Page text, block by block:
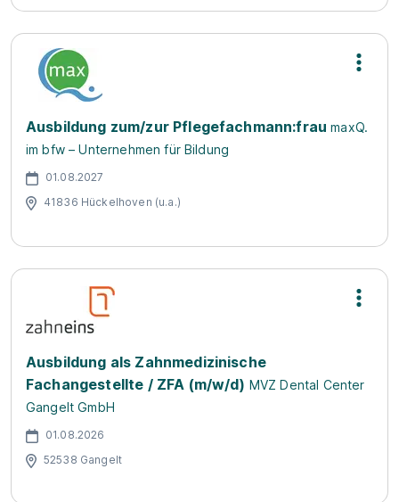
Ausbildung zum/zur Pflegefachmann:frau maxQ.
im bfw – Unternehmen für Bildung
01.08.2027
41836 Hückelhoven (u.a.)
Ausbildung als Zahnmedizinische
Fachangestellte / ZFA (m/w/d) MVZ Dental Center
Gangelt GmbH
01.08.2026
52538 Gangelt